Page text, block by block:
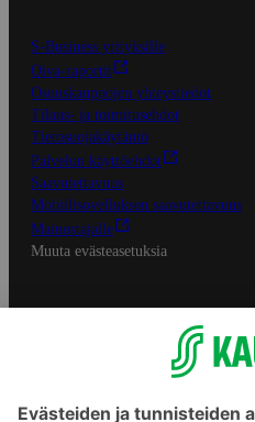
S-Business yrityksille
Oiva-raportit
Osuuskauppojen yhteystiedot
Tilaus- ja toimitusehdot
Tietosuojakäytäntö
Palvelun käyttöehdot
Saavutettavuus
Mobiilisovelluksen saavutettavuus
Mainostajalle
Muuta evästeasetuksia
S-ryhmän palvelut